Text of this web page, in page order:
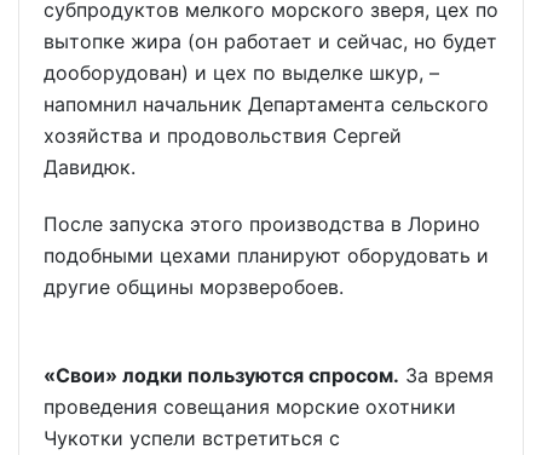
субпродуктов мелкого морского зверя, цех по
вытопке жира (он работает и сейчас, но будет
дооборудован) и цех по выделке шкур, –
напомнил начальник Департамента сельского
хозяйства и продовольствия Сергей
Давидюк.
После запуска этого производства в Лорино
подобными цехами планируют оборудовать и
другие общины морзверобоев.
«Свои» лодки пользуются спросом. За время
проведения совещания морские охотники
Чукотки успели встретиться с